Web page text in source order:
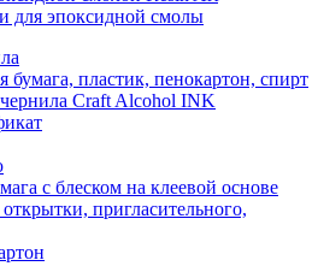
для эпоксидной смолы
бумага, пластик, пенокартон, спирт
Craft Alcohol INK
с блеском на клеевой основе
открытки, пригласительного,